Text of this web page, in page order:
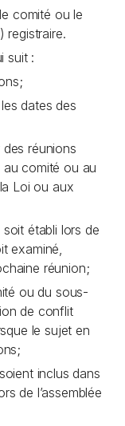
comité ou le
registraire.
suit :
dates des
des réunions
comité ou au
Loi ou aux
établi lors de
examiné,
réunion;
ou du sous-
de conflit
le sujet en
inclus dans
de l’assemblée